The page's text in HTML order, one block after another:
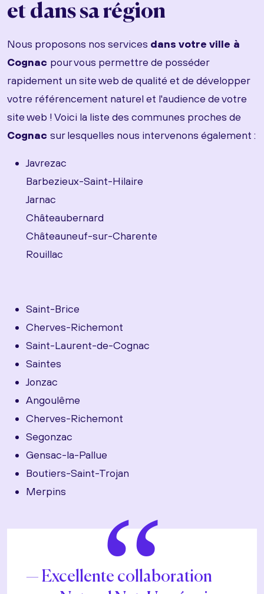
et dans sa région
Nous proposons nos services dans votre ville à
Cognac pour vous permettre de posséder
rapidement un site web de qualité et de développer
votre référencement naturel et l'audience de votre
site web ! Voici la liste des communes proches de
Cognac sur lesquelles nous intervenons également :
Javrezac
Barbezieux-Saint-Hilaire
Jarnac
Châteaubernard
Châteauneuf-sur-Charente
Rouillac
Saint-Brice
Cherves-Richemont
Saint-Laurent-de-Cognac
Saintes
Jonzac
Angoulême
Cherves-Richemont
Segonzac
Gensac-la-Pallue
Boutiers-Saint-Trojan
Merpins
Excellente collaboration